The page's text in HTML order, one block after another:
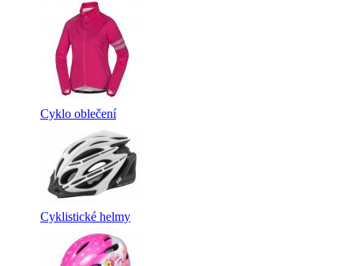
Cyklo oblečení
Cyklistické helmy